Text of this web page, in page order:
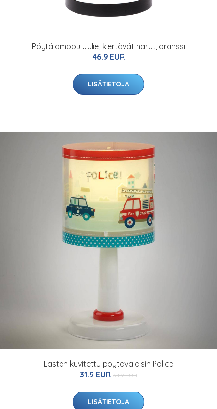
Pöytälamppu Julie, kiertävät narut, oranssi
46.9 EUR
LISÄTIETOJA
Lasten kuvitettu pöytävalaisin Police
31.9 EUR 34.9 EUR
LISÄTIETOJA